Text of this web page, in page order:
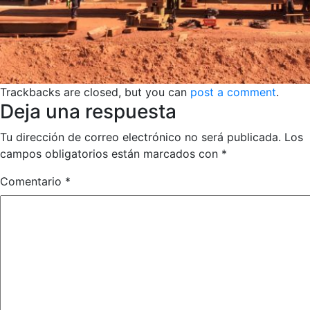
Trackbacks are closed, but you can post a comment.
Deja una respuesta
Tu dirección de correo electrónico no será publicada. Los
campos obligatorios están marcados con *
Comentario *